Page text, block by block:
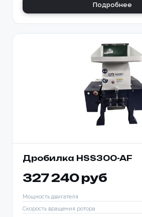
Подробнее
Дробилка HSS300-AF
327 240 руб
Мощность двигателя
Скорость вращения ротора